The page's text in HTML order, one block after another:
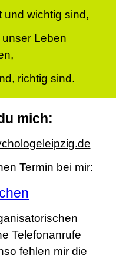
wichtig sind,
Leben
richtig sind.
mich:
Termin bei mir:
Telefonanrufe
fehlen mir die